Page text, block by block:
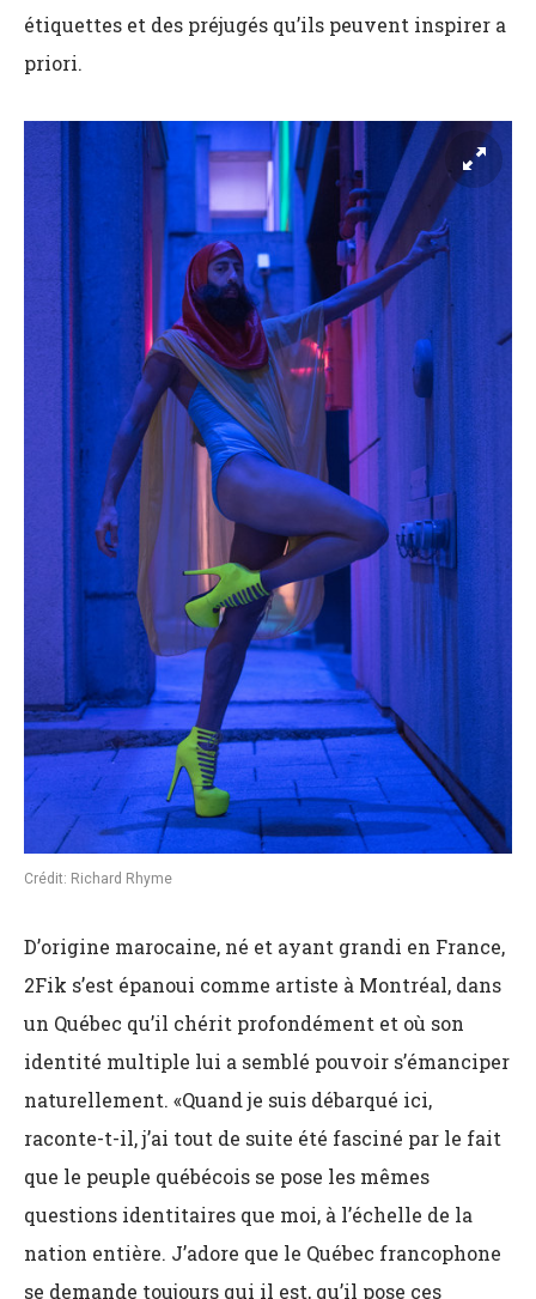
étiquettes et des préjugés qu’ils peuvent inspirer a
priori.
Crédit: Richard Rhyme
D’origine marocaine, né et ayant grandi en France,
2Fik s’est épanoui comme artiste à Montréal, dans
un Québec qu’il chérit profondément et où son
identité multiple lui a semblé pouvoir s’émanciper
naturellement. «Quand je suis débarqué ici,
raconte-t-il, j’ai tout de suite été fasciné par le fait
que le peuple québécois se pose les mêmes
questions identitaires que moi, à l’échelle de la
nation entière. J’adore que le Québec francophone
se demande toujours qui il est, qu’il pose ces